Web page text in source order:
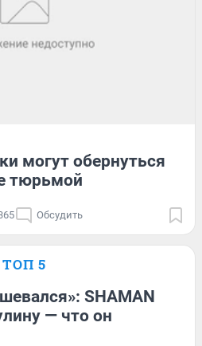
могут обернуться
тюрьмой
Обсудить
ТОП 5
SHAMAN
— что он